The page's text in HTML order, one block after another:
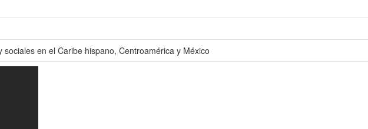
en el Caribe hispano, Centroamérica y México